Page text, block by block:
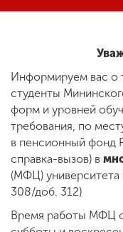
Другие
Студенческая
Сведения
ENG SPN
Информируем вас о
студенты
форм и уровней
требования, по
в пенсионный фонд
справка-вызов) в
(МФЦ) университета
308/доб. 312)
Время работы МФЦ